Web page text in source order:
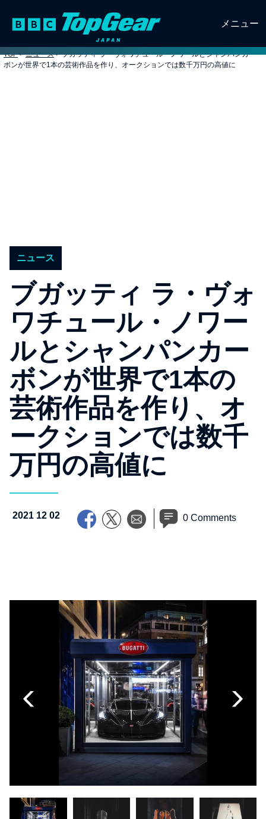
メニュー
TOP > ニュース > ブガッティ ラ・ヴォワチュール・ノワールとシャンパンカー
ボンが世界で1本の芸術作品を作り、オークションでは数千万円の高値に
ニュース
ブガッティ ラ・ヴォ
ワチュール・ノワー
ルとシャンパンカー
ボンが世界で1本の
芸術作品を作り、オ
ークションでは数千
万円の高値に
2021 12 02 0 Comments